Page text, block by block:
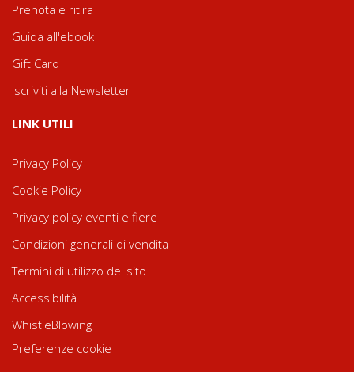
Prenota e ritira
Guida all'ebook
Gift Card
Iscriviti alla Newsletter
LINK UTILI
Privacy Policy
Cookie Policy
Privacy policy eventi e fiere
Condizioni generali di vendita
Termini di utilizzo del sito
Accessibilità
WhistleBlowing
Preferenze cookie